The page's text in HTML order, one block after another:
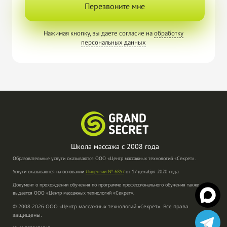
Перезвоните мне
Нажимая кнопку, вы даете согласие наобработку
персональных данных
Школа массажа с 2008 года
Образовательные услуги оказываются ООО «Центр массажных технологий «Секрет».
Услуги оказываются на основании Лицензии № 6857от 17 декабря 2020 года.
Документ о прохождении обучения по программе профессионального обучения также
выдается ООО «Центр массажных технологий «Секрет».
© 2008-2026 ООО «Центр массажных технологий «Секрет». Все права
защищены.